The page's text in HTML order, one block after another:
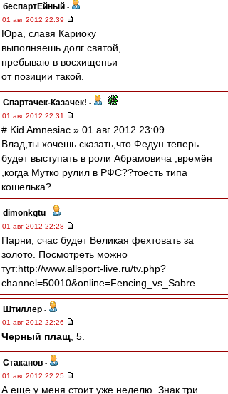
беспартЕйный -
01 авг 2012 22:39
Юра, славя Кариоку
выполняешь долг святой,
пребываю в восхищеньи
от позиции такой.
Спартачек-Казачек! -
01 авг 2012 22:31
# Kid Amnesiac » 01 авг 2012 23:09
Влад,ты хочешь сказать,что Федун теперь
будет выступать в роли Абрамовича ,времён
,когда Мутко рулил в РФС??тоесть типа
кошелька?
dimonkgtu -
01 авг 2012 22:28
Парни, счас будет Великая фехтовать за
золото. Посмотреть можно
тут:http://www.allsport-live.ru/tv.php?
channel=50010&online=Fencing_vs_Sabre
Штиллер -
01 авг 2012 22:26
Черный плащ , 5.
Cтаканов -
01 авг 2012 22:25
А еще у меня стоит уже неделю. Знак три.